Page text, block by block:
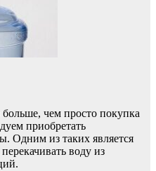
чем просто покупка
приобретать
Одним из таких является
воду из